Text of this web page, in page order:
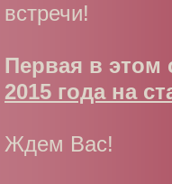
встречи!
Первая в этом
2015 года на
Ждем Вас!